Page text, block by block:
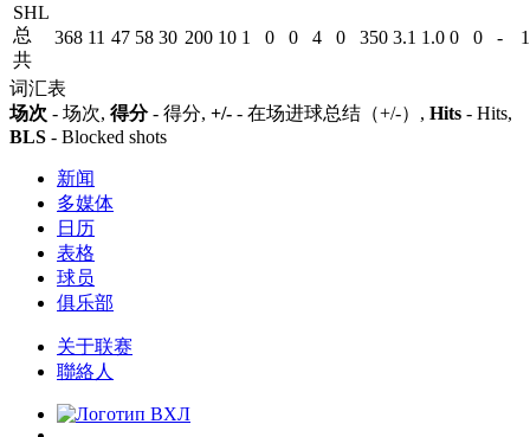
SHL
总
共
368 11 47 58 30 200 10 1 0 0 4 0 350 3.1 1.0 0 0 -
词汇表
场次 - 场次, 得分- 得分, +/- - 在场进球总结（+/-）, Hits - Hits,
BLS - Blocked shots
新闻
多媒体
日历
表格
球员
俱乐部
关于联赛
聯絡人